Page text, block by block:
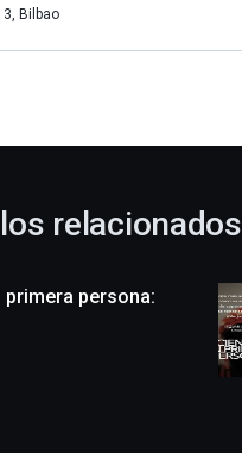
3 Bilbao
relacionados
primera persona: